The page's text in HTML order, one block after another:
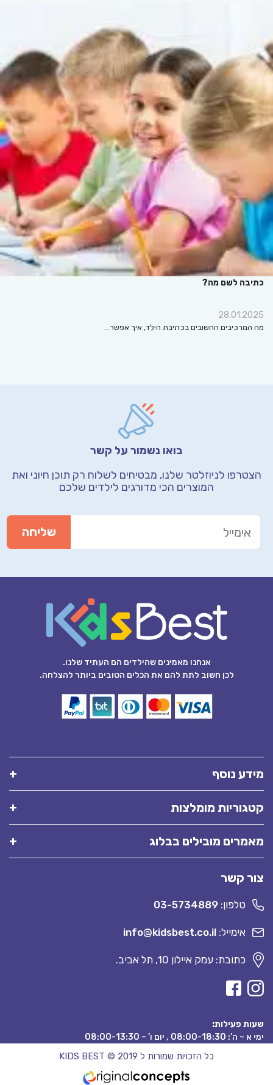
כתיבה לשם מה?
28.01.2025
מה המרכיבים החשובים בכתיבת הילד, איך אפשר…
בואו נשמור על קשר
הצטרפו לניוזלטר שלנו, מבטיחים לשלוח רק תוכן חיוני ואת
המוצרים הכי מדורגים לילדים שלכם
אנחנו מאמינים שהילדים הם העתיד שלנו.
לכן חשוב לתת להם את הכלים הטובים ביותר להצלחה.
מידע נוסף
קטגוריות מומלצות
מאמרים מובילים בבלוג
צור קשר
טלפון: 03-5734889
אימייל: info@kidsbest.co.il
כתובת: עמק איילון 10, תל אביב.
שעות פעילות:
ימי א – ה’: 08:00-18:30 , יום ו’ – 08:00-13:30
כל הזכויות שמורות ל KIDS BEST © 2019